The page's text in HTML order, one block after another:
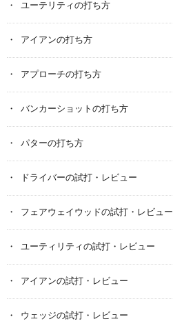
ユーテリティの打ち方
アイアンの打ち方
アプローチの打ち方
バンカーショットの打ち方
パターの打ち方
ドライバーの試打・レビュー
フェアウェイウッドの試打・レビュー
ユーティリティの試打・レビュー
アイアンの試打・レビュー
ウェッジの試打・レビュー